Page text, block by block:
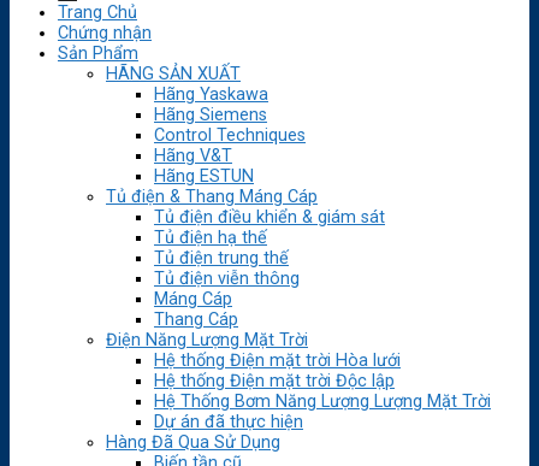
Trang Chủ
Chứng nhận
Sản Phẩm
HÃNG SẢN XUẤT
Hãng Yaskawa
Hãng Siemens
Control Techniques
Hãng V&T
Hãng ESTUN
Tủ điện & Thang Máng Cáp
Tủ điện điều khiển & giám sát
Tủ điện hạ thế
Tủ điện trung thế
Tủ điện viễn thông
Máng Cáp
Thang Cáp
Điện Năng Lượng Mặt Trời
Hệ thống Điện mặt trời Hòa lưới
Hệ thống Điện mặt trời Độc lập
Hệ Thống Bơm Năng Lượng Lượng Mặt Trời
Dự án đã thực hiện
Hàng Đã Qua Sử Dụng